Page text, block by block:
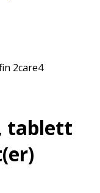
2care4
tablett